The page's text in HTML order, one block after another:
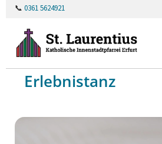
📞 0361 5624921
Erlebnistanz